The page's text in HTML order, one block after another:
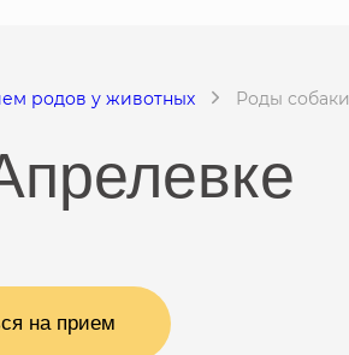
родов у животных Роды собаки
на прием